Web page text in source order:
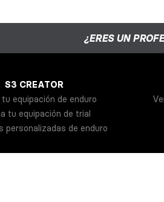
¿ERES UN
S3 CREATOR
equipación de enduro
tu equipación de trial
personalizadas de enduro